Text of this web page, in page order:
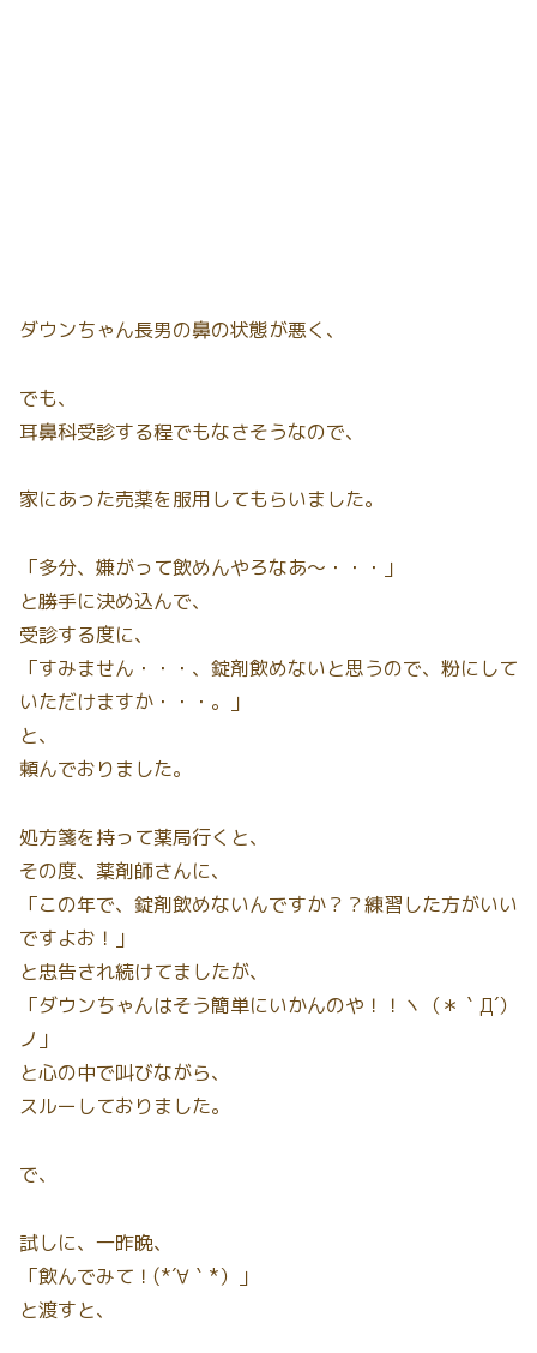
ダウンちゃん長男の鼻の状態が悪く、
でも、
耳鼻科受診する程でもなさそうなので、
家にあった売薬を服用してもらいました。
「多分、嫌がって飲めんやろなあ〜・・・」
と勝手に決め込んで、
受診する度に、
「すみません・・・、錠剤飲めないと思うので、粉にして
いただけますか・・・。」
と、
頼んでおりました。
処方箋を持って薬局行くと、
その度、薬剤師さんに、
「この年で、錠剤飲めないんですか？？練習した方がいい
ですよお！」
と忠告され続けてましたが、
「ダウンちゃんはそう簡単にいかんのや！！ヽ（＊｀Д´）
ノ」
と心の中で叫びながら、
スルーしておりました。
で、
試しに、一昨晩、
「飲んでみて！(*´∀｀*）」
と渡すと、